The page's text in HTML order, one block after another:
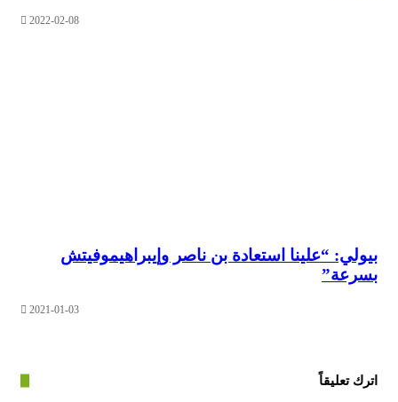
2022-02-08
“علينا استعادة بن ناصر وإيبراهيموفيتش
2021-01-03